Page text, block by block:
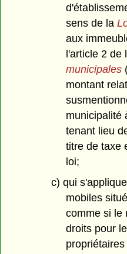
sens de la
aux
l'article 2 de
municipales
montant
municipalité
tenant lieu
titre de taxe
loi;
c) qui
mobiles
comme si le
droits pour